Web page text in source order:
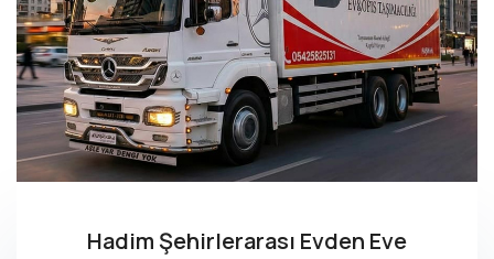
Hadim Şehirlerarası Evden Eve